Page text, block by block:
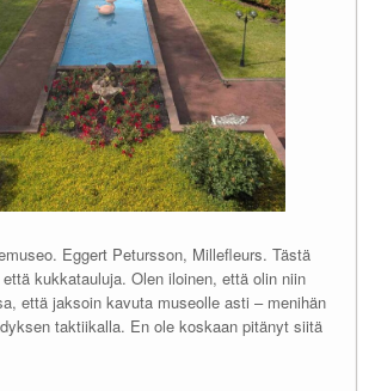
Eggert Petursson, Millefleurs. Tästä
kukkatauluja. Olen iloinen, että olin niin
että jaksoin kavuta museolle asti – menihän
taktiikalla. En ole koskaan pitänyt siitä